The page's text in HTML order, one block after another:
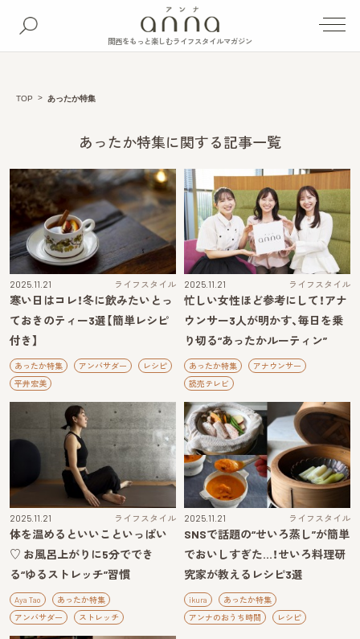
関西をもっと楽しむライフスタイルマガジン
TOP あったか特集
あったか特集に関する記事一覧
2025.11.21 ライフスタイル
寒い日はコレ！冬に飲みたいとっ
ておきのティー3選【簡単レシピ
付き】
あったか特集 アンバサダー
レシピ
平井宏美
2025.11.21 ライフスタイル
忙しい女性ほど参考にして！アナ
ウンサー3人が明かす、毎日を乗
り切る“あったかルーティン”
あったか特集
アナウンサー
読売テレビ
2025.11.21 ライフスタイル
体を温めるといいこといっぱい
♡ お風呂上がりに5分ででき
る“ゆるストレッチ”習慣
Aya Tao
あったか特集
アンバサダー
ストレッチ
2025.11.21 ライフスタイル
SNSで話題の“せいろ蒸し”が簡単
でおいしすぎた…！せいろ料理研
究家が教えるレシピ3選
ikura
あったか特集
アンナのおうち時間
レシピ